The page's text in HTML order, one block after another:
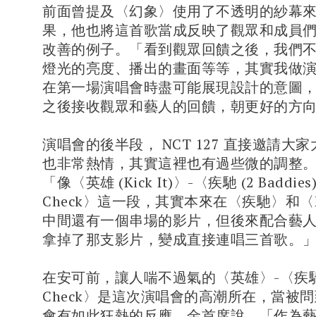
前面曾提及〈幻象〉使用了不透明的紗幕
果，他也將這首歌當成反映了觀眾和成員
改善的例子。「看到觀眾回饋之後，我們
燈光的亮度、播出的畫面等等，其實我做
在第一場演唱會時盡可能展現設計的意圖
之後接收觀眾和藝人的回饋，朝更好的方
演唱會的後半段， NCT 127 直接邀請大家
也非常熱情，其實這裡也有過些微的調整
「像〈英雄 (Kick It)〉-〈疾馳 (2
Check〉這一段，其實本來在〈疾馳〉和
中間還有一個串場的影片，但後來配合藝
拿掉了那支影片，變成直接連唱三首歌。
在安可前，讓人喘不過氣的〈英雄〉-〈疾
Check〉是這次演唱會的高潮所在，當被